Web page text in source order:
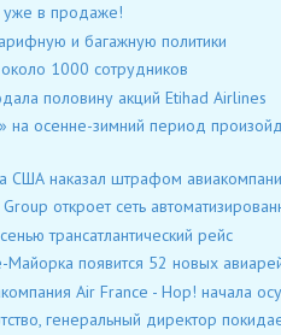
уже в продаже!
и багажную политики
1000 сотрудников
половину акций Etihad Airlines
на осенне-зимний период
США наказал штрафом
откроет сеть
трансатлантический рейс
появится 52 новых
Air France - Hop! начала
генеральный директор